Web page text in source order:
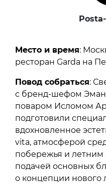
Место и время:
ресторан Garda на
Повод собраться:
с бренд-шефом
поваром Исломом
подготовили
вдохновленное
vita, атмосферой
побережья и летним
подачей основных
о концепции нового